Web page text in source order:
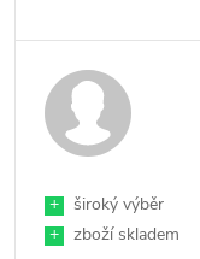
+
široký výběr
+
zboží skladem